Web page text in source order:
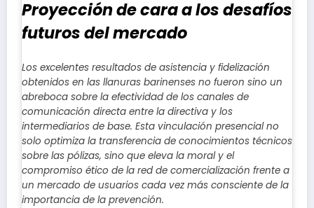
Proyección de cara a los desafíos
futuros del mercado
Los excelentes resultados de asistencia y fidelización
obtenidos en las llanuras barinenses no fueron sino un
abreboca sobre la efectividad de los canales de
comunicación directa entre la directiva y los
intermediarios de base. Esta vinculación presencial no
solo optimiza la transferencia de conocimientos técnicos
sobre las pólizas, sino que eleva la moral y el
compromiso ético de la red de comercialización frente a
un mercado de usuarios cada vez más consciente de la
importancia de la prevención.